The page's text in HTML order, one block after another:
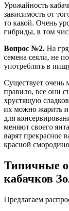
Урожайность
зависимость от
то какой. Очень
гибриды, в том
Вопрос №2. На
семена сеяли, не
употреблять в
Существует очень
правило, все они
хрустящую
их можно жарить и
для
меняют своего
варят прекрасное
красной
Типичные
кабачков
Предлагаем